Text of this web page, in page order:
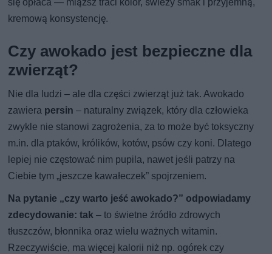
kremową konsystencję.
Czy awokado jest bezpieczne dla
zwierząt?
Nie dla ludzi – ale dla części zwierząt już tak. Awokado
zawiera persin – naturalny związek, który dla człowieka
zwykle nie stanowi zagrożenia, za to może być toksyczny
m.in. dla ptaków, królików, kotów, psów czy koni. Dlatego
lepiej nie częstować nim pupila, nawet jeśli patrzy na
Ciebie tym „jeszcze kawałeczek” spojrzeniem.
Na pytanie „czy warto jeść awokado?” odpowiadamy
zdecydowanie: tak – to świetne źródło zdrowych
tłuszczów, błonnika oraz wielu ważnych witamin.
Rzeczywiście, ma więcej kalorii niż np. ogórek czy